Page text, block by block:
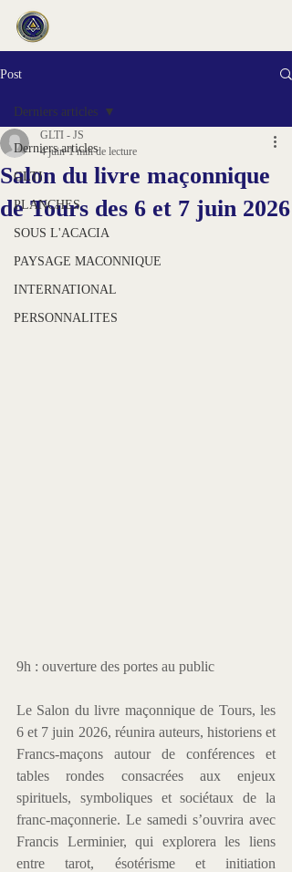
Post
Derniers articles
GLTI
PLANCHES
SOUS L'ACACIA
PAYSAGE MACONNIQUE
INTERNATIONAL
PERSONNALITES
Derniers articles
Salon du livre maçonnique
de Tours des 6 et 7 juin 2026
GLTI - JS
4 juin 1 min de lecture
9h : ouverture des portes au public
Le Salon du livre maçonnique de Tours, les
6 et 7 juin 2026, réunira auteurs, historiens et
Francs-maçons autour de conférences et
tables rondes consacrées aux enjeux
spirituels, symboliques et sociétaux de la
franc-maçonnerie. Le samedi s’ouvrira avec
Francis Lerminier, qui explorera les liens
entre tarot, ésotérisme et initiation